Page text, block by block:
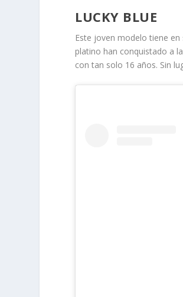
LUCKY BLUE
Este joven modelo tiene
platino han conquistado a
con tan solo 16 años. Sin